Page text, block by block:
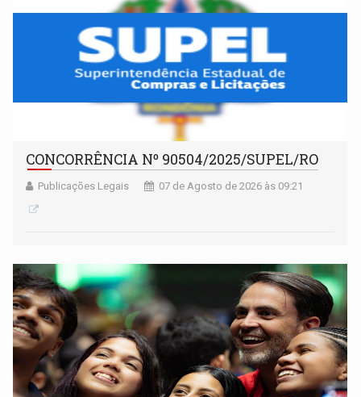
CONCORRÊNCIA Nº 90504/2025/SUPEL/RO
Publicações Legais 07 de Agosto de 2026 às 09:21